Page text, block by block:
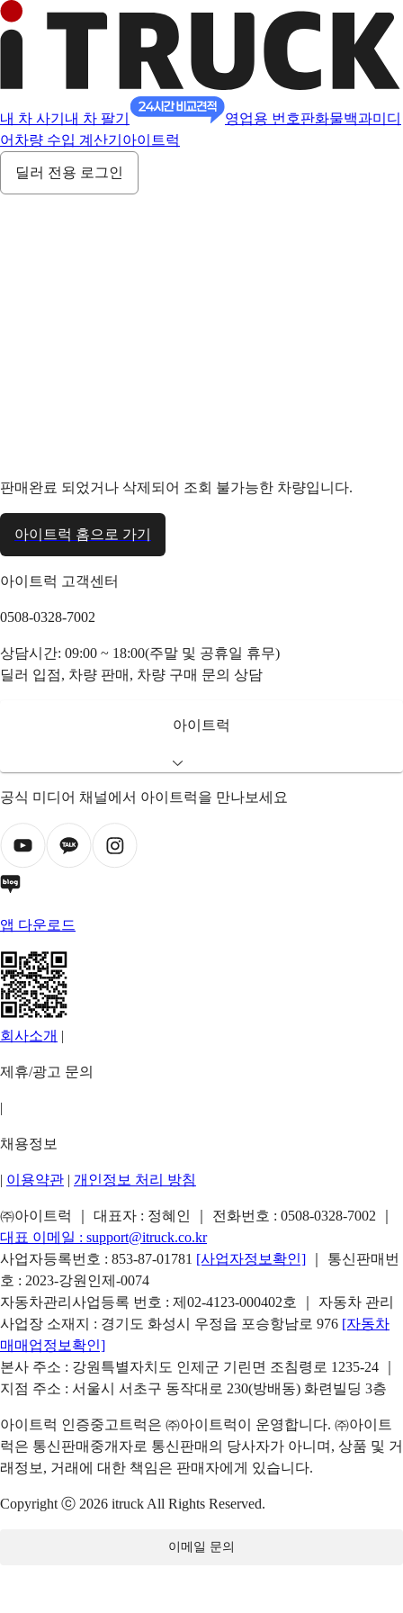
내 차 사기 내 차 팔기 영업용 번호판화물백과미디
어 차량 수입 계산기 아이트럭
딜러 전용 로그인
판매완료 되었거나 삭제되어 조회 불가능한 차량입니다.
아이트럭 홈으로 가기
아이트럭 고객센터
0508-0328-7002
상담시간: 09:00 ~ 18:00(주말 및 공휴일 휴무)
딜러 입점, 차량 판매, 차량 구매 문의 상담
아이트럭
공식 미디어 채널에서 아이트럭을 만나보세요
앱 다운로드
회사소개 |
제휴/광고 문의
|
채용정보
| 이용약관 | 개인정보 처리 방침
㈜아이트럭 ｜ 대표자 : 정혜인 ｜ 전화번호 : 0508-0328-7002
대표 이메일 : support@itruck.co.kr
사업자등록번호 : 853-87-01781 [사업자정보확인]
｜ 통신판매번
호 : 2023-강원인제-0074
자동차관리사업등록 번호 : 제02-4123-000402호 ｜ 자동차 관리
사업장 소재지 : 경기도 화성시 우정읍 포승항남로 976 [자동차
매매업정보확인]
본사 주소 : 강원특별자치도 인제군 기린면 조침령로 1235-24 ｜
지점 주소 : 서울시 서초구 동작대로 230(방배동) 화련빌딩 3층
아이트럭 인증중고트럭은 ㈜아이트럭이 운영합니다. ㈜아이트
럭은 통신판매중개자로 통신판매의 당사자가 아니며, 상품 및 거
래정보, 거래에 대한 책임은 판매자에게 있습니다.
Copyright ⓒ 2026 itruck All Rights Reserved.
이메일 문의